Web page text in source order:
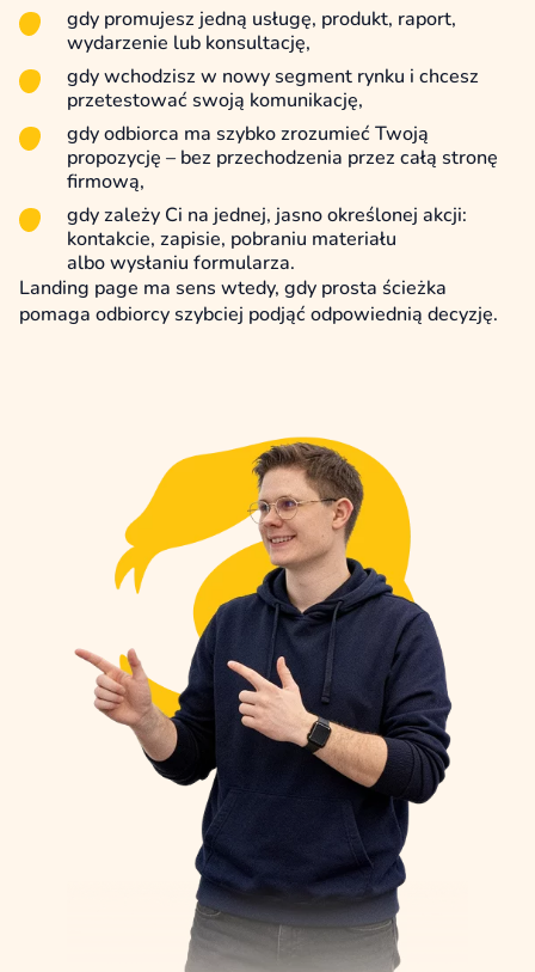
gdy promujesz jedną usługę, produkt, raport,
wydarzenie lub konsultację,
gdy wchodzisz w nowy segment rynku i chcesz
przetestować swoją komunikację,
gdy odbiorca ma szybko zrozumieć Twoją
propozycję – bez przechodzenia przez całą stronę
firmową,
gdy zależy Ci na jednej, jasno określonej akcji:
kontakcie, zapisie, pobraniu materiału
albo wysłaniu formularza.
Landing page ma sens wtedy, gdy prosta ścieżka
pomaga odbiorcy szybciej podjąć odpowiednią decyzję.